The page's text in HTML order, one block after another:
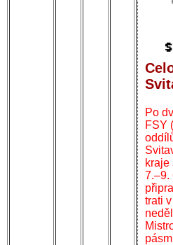
Po
FSY
kraje
7.–9.
trati